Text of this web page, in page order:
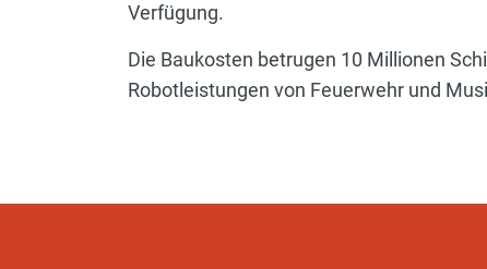
Verfügung.
Die Baukosten betrugen 10 Millionen
Robotleistungen von Feuerwehr und